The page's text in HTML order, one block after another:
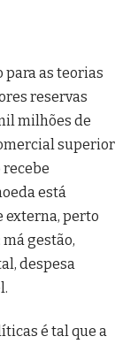
para as teorias
reservas
milhões de
superior
recebe
está
externa, perto
gestão,
despesa
é tal que a